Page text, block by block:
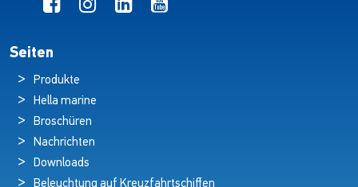
Seiten
Produkte
Hella marine
Broschüren
Nachrichten
Downloads
Beleuchtung auf Kreuzfahrtschiffen